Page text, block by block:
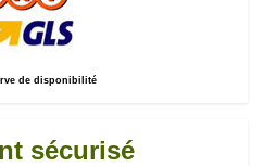
de disponibilité
sécurisé